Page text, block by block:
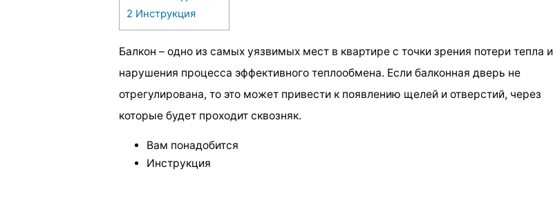
2 Инструкция
Балкон – одно из самых уязвимых мест в квартире с точки зрения потери тепла и
нарушения процесса эффективного теплообмена. Если балконная дверь не
отрегулирована, то это может привести к появлению щелей и отверстий, через
которые будет проходит сквозняк.
Вам понадобится
Инструкция